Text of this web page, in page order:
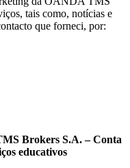
tais como, notícias e
que forneci, por:
Brokers S.A. – Conta
educativos